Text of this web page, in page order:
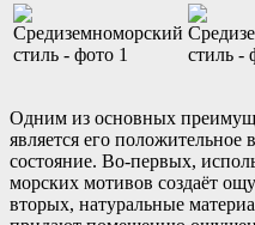
Одним из основных
является его
состояние. Во-первых,
морских мотивов создаёт
вторых, натуральные